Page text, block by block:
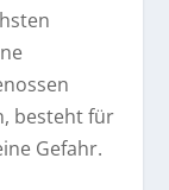
besteht für
Gefahr.